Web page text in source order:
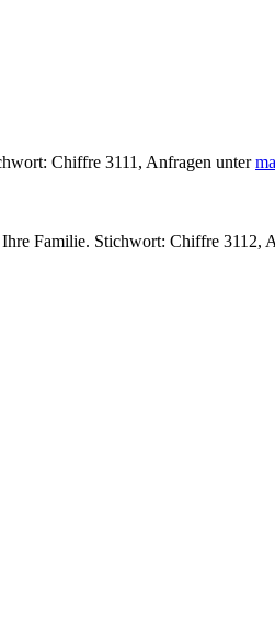
Chiffre 3111, Anfragen unter
Familie. Stichwort: Chiffre 3112,